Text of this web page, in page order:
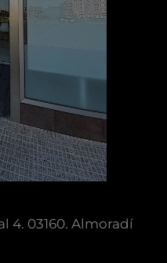
4. 03160. Almoradí